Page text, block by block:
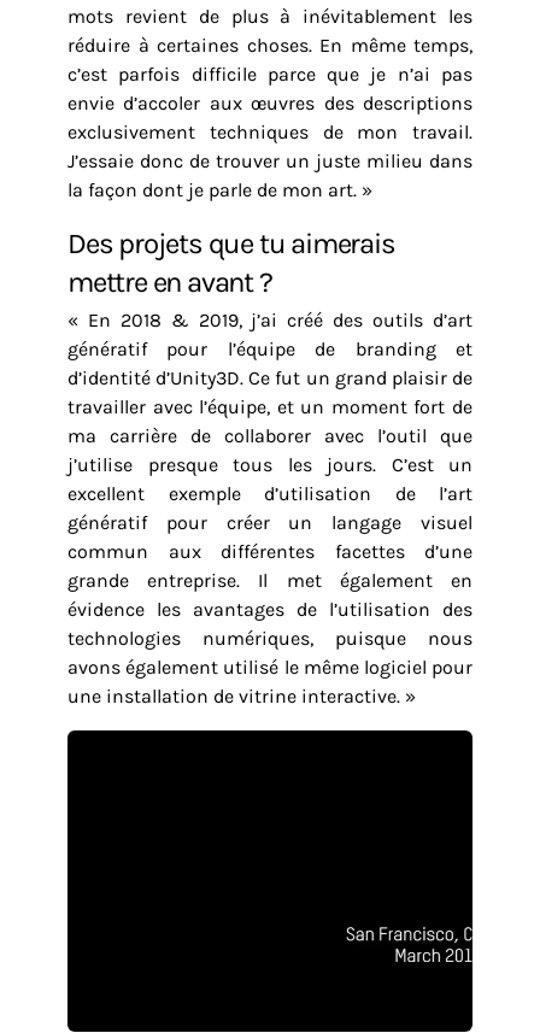
mots revient de plus à inévitablement les
réduire à certaines choses. En même temps,
c’est parfois difficile parce que je n’ai pas
envie d’accoler aux œuvres des descriptions
exclusivement techniques de mon travail.
J’essaie donc de trouver un juste milieu dans
la façon dont je parle de mon art. »
Des projets que tu aimerais
mettre en avant ?
« En 2018 & 2019, j’ai créé des outils d’art
génératif pour l’équipe de branding et
d’identité d’Unity3D. Ce fut un grand plaisir de
travailler avec l’équipe, et un moment fort de
ma carrière de collaborer avec l’outil que
j’utilise presque tous les jours. C’est un
excellent exemple d’utilisation de l’art
génératif pour créer un langage visuel
commun aux différentes facettes d’une
grande entreprise. Il met également en
évidence les avantages de l’utilisation des
technologies numériques, puisque nous
avons également utilisé le même logiciel pour
une installation de vitrine interactive. »